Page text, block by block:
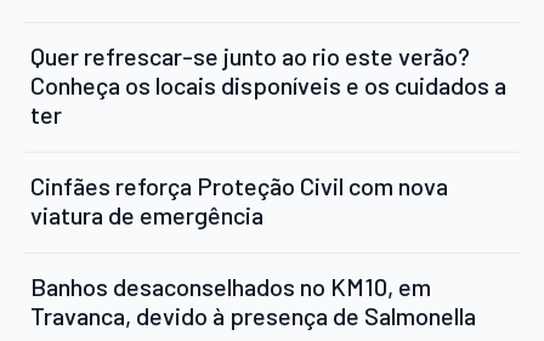
Quer refrescar-se junto ao rio este verão?
Conheça os locais disponíveis e os cuidados a
ter
Cinfães reforça Proteção Civil com nova
viatura de emergência
Banhos desaconselhados no KM10, em
Travanca, devido à presença de Salmonella